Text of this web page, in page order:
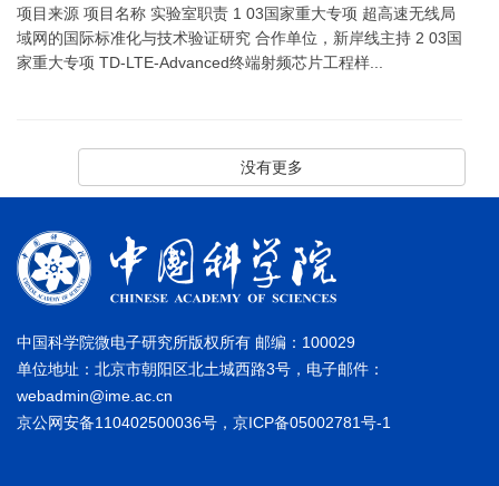
项目来源 项目名称 实验室职责 1 03国家重大专项 超高速无线局
域网的国际标准化与技术验证研究 合作单位，新岸线主持 2 03国
家重大专项 TD-LTE-Advanced终端射频芯片工程样...
没有更多
中国科学院微电子研究所版权所有 邮编：100029
单位地址：北京市朝阳区北土城西路3号，电子邮件：
webadmin@ime.ac.cn
京公网安备110402500036号，京ICP备05002781号-1